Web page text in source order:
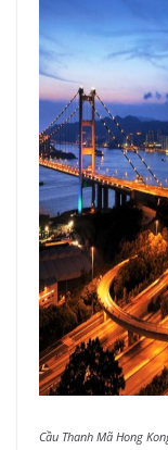
Cầu Thanh Mã Hong